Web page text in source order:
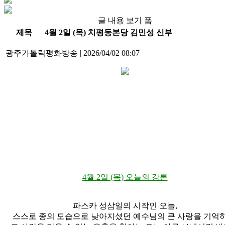
글 내용 보기 폼
제목
4월 2일 (목) 치평동본당 김민성 신부
광주가톨릭평화방송 | 2026/04/02 08:07
4월 2일 (목) 오늘의 강론
파스카 성삼일의 시작인 오늘,
스스로 종의 모습으로 낮아지셨던 예수님의 큰 사랑을 기억